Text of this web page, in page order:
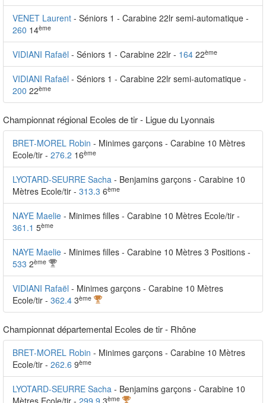
VENET Laurent - Séniors 1 - Carabine 22lr semi-automatique -
260 14ème
VIDIANI Rafaël - Séniors 1 - Carabine 22lr - 164 22ème
VIDIANI Rafaël - Séniors 1 - Carabine 22lr semi-automatique -
200 22ème
Championnat régional Ecoles de tir - Ligue du Lyonnais
BRET-MOREL Robin - Minimes garçons - Carabine 10 Mètres
Ecole/tir - 276.2 16ème
LYOTARD-SEURRE Sacha - Benjamins garçons - Carabine 10
Mètres Ecole/tir - 313.3 6ème
NAYE Maelie - Minimes filles - Carabine 10 Mètres Ecole/tir -
361.1 5ème
NAYE Maelie - Minimes filles - Carabine 10 Mètres 3 Positions -
533 2ème
VIDIANI Rafaël - Minimes garçons - Carabine 10 Mètres
Ecole/tir - 362.4 3ème
Championnat départemental Ecoles de tir - Rhône
BRET-MOREL Robin - Minimes garçons - Carabine 10 Mètres
Ecole/tir - 262.6 9ème
LYOTARD-SEURRE Sacha - Benjamins garçons - Carabine 10
Mètres Ecole/tir - 299.9 3ème